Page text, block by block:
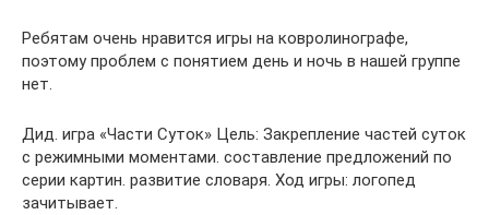
Ребятам очень нравится игры на ковролинографе,
поэтому проблем с понятием день и ночь в нашей группе
нет.
Дид. игра «Части Суток» Цель: Закрепление частей суток
с режимными моментами. составление предложений по
серии картин. развитие словаря. Ход игры: логопед
зачитывает.